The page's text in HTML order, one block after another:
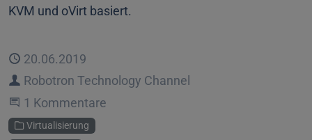
KVM und oVirt basiert.
Veröffentlicht
20.06.2019
Autor
Robotron Technology Channel
An der Unterhaltung teilnehmen
1 Kommentare
Kategorie
Virtualisierung